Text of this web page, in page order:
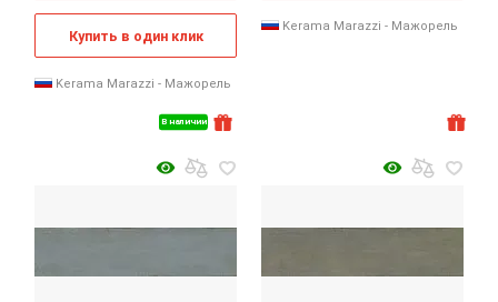
В наличии
Купить в один клик
Kerama Marazzi - Мажорель
Kerama Marazzi - Мажорель